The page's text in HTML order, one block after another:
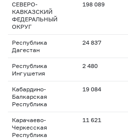
СЕВЕРО-
КАВКАЗСКИЙ
ФЕДЕРАЛЬНЫЙ
ОКРУГ
198 089
Республика
Дагестан
24 837
Республика
Ингушетия
2 480
Кабардино-
Балкарская
Республика
19 084
Карачаево-
Черкесская
Республика
11 621